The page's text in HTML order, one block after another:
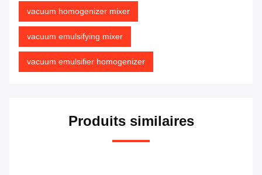
vacuum homogenizer mixer
vacuum emulsifying mixer
vacuum emulsifier homogenizer
Produits similaires